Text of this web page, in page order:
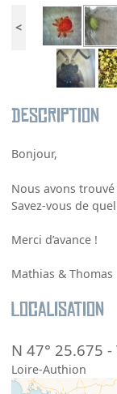
<
Description
Bonjour,
Nous avons
Savez-vous de
Merci d’avance !
Mathias & Thomas
Localisation
N 47° 25.675 -
Loire-Authion